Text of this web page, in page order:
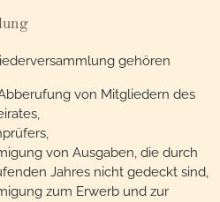
gehören
von Mitgliedern des
von Ausgaben, die durch
Jahres nicht gedeckt sind,
zum Erwerb und zur